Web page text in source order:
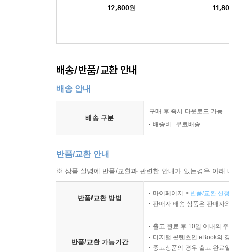
12,800원
배송/반품/교환 안내
배송 안내
배송 구분
구매 후 즉시 다운로드 가능
배송비 : 무료배송
반품/교환 안내
※ 상품 설명에 반품/교환과 관련한 안내가 있는경우 아
반품/교환 방법
마이페이지 > 반품/교환 신
판매자 배송 상품은 판매자
반품/교환 가능기간
출고 완료 후 10일 이내의
디지털 콘텐츠인 eBook의
중고상품의 경우 출고 완료